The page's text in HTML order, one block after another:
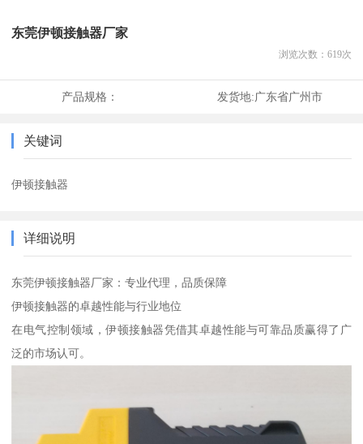
东莞伊顿接触器厂家
浏览次数： 619次
产品规格： 发货地:广东省广州市
关键词
伊顿接触器
详细说明
东莞伊顿接触器厂家：专业代理，品质保障
伊顿接触器的卓越性能与行业地位
在电气控制领域，伊顿接触器凭借其卓越性能与可靠品质赢得了广
泛的市场认可。